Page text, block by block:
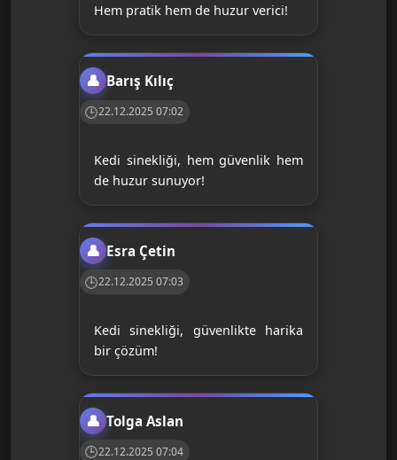
Hem pratik hem de huzur verici!
Barış Kılıç
22.12.2025 07:02
Kedi sinekliği, hem güvenlik hem
de huzur sunuyor!
Esra Çetin
22.12.2025 07:03
Kedi sinekliği, güvenlikte harika
bir çözüm!
Tolga Aslan
22.12.2025 07:04